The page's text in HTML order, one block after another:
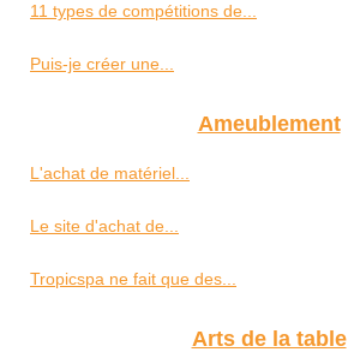
11 types de compétitions de...
Puis-je créer une...
Ameublement
L'achat de matériel...
Le site d'achat de...
Tropicspa ne fait que des...
Arts de la table